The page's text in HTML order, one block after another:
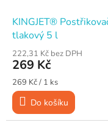
KINGJET®
tlakový 5 l
222,31 Kč bez DPH
269 Kč
Měrná
cena:
269 Kč / 1 ks
Do košíku